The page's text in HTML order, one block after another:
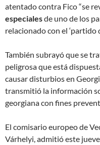
atentado contra Fico “se
especialesde uno de los
relacionado con el ‘partido
También subrayó que se
peligrosa que está
causar disturbios en
transmitió la información
georgiana con fines
El comisario europeo de
Várhelyi, admitió este